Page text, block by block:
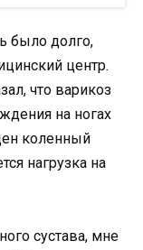
было долго,
центр.
что варикоз
на ногах
коленный
нагрузка на
сустава, мне